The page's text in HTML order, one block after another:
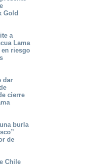
Gold
a
Lama
riesgo
dar
cierre
burla
de
Chile